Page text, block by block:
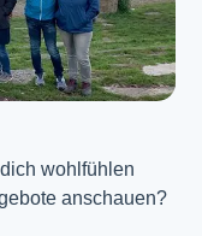
wohlfühlen
anschauen?